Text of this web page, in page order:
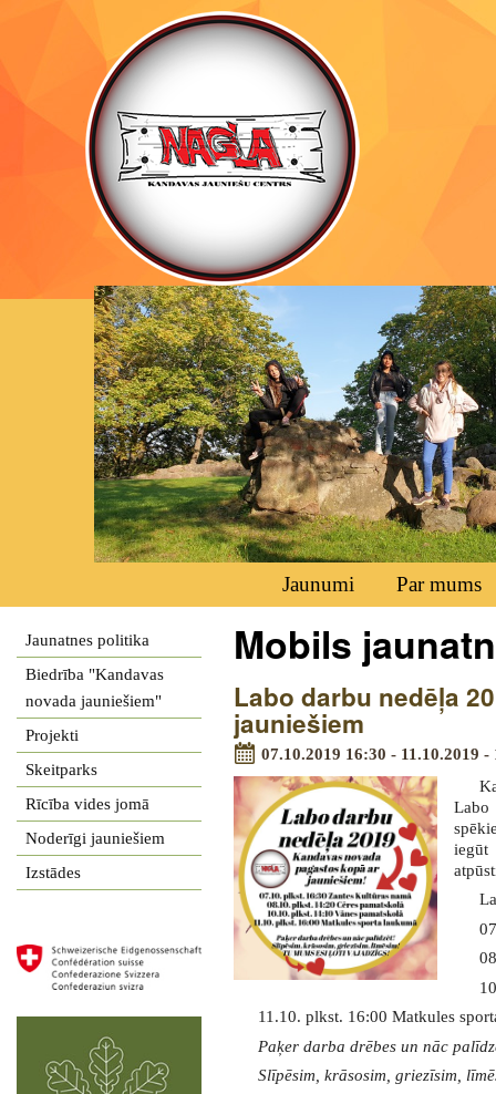
Jaunumi Par mums
Jaunatnes politika
Biedrība "Kandavas
novada jauniešiem"
Projekti
Skeitparks
Rīcība vides jomā
Noderīgi jauniešiem
Izstādes
Mobils
Labo darbu nedēļa
jauniešiem
07.10.2019 16:30 - 11.10.2019 -
Labo
11.10. plkst. 16:00 Matkules
Paķer darba drēbes un nāc
Slīpēsim, krāsosim, griezīsim,